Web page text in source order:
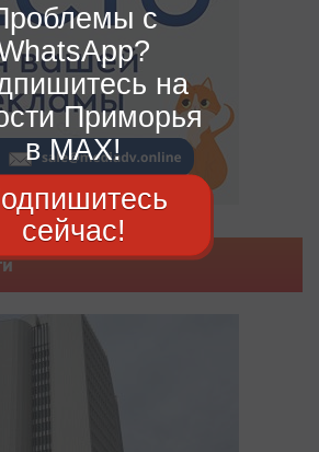
с
на
Приморья
в MAX!
сейчас!